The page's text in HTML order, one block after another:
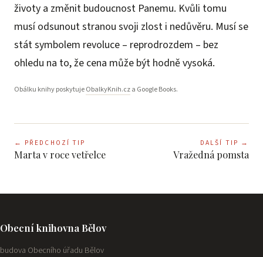
životy a změnit budoucnost Panemu. Kvůli tomu
musí odsunout stranou svoji zlost i nedůvěru. Musí se
stát symbolem revoluce – reprodrozdem – bez
ohledu na to, že cena může být hodně vysoká.
Obálku knihy poskytujeObalkyKnih.cza Google Books.
← PŘEDCHOZÍ TIP
Marta v roce vetřelce
DALŠÍ TIP →
Vražedná pomsta
Obecní knihovna Bělov
budova Obecního úřadu Bělov